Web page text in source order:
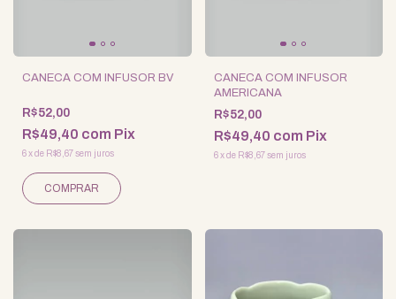
CANECA COM INFUSOR BV
R$52,00
R$49,40 com Pix
6xde R$8,67sem juros
CANECA COM INFUSOR
AMERICANA
R$52,00
R$49,40 com Pix
6 xde R$8,67 sem juros